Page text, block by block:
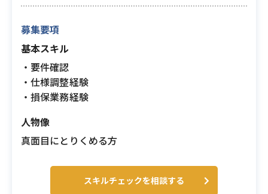
募集要項
基本スキル
・要件確認
・仕様調整経験
・損保業務経験
人物像
真面目にとりくめる方
スキルチェックを相談する